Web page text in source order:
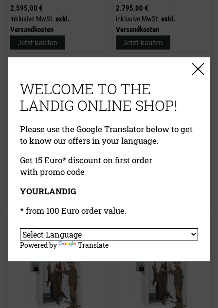
2.595,00 €
inklusive MwSt. exkl.
Versandkosten
Jetzt kaufen
2.795,00 €
inklusive MwSt. exkl.
Versandkosten
Jetzt kaufen
4.395,00 €
inklusive MwSt.exkl.
Versandkosten
Premium (komplett Edelstahl)
4.895,00 €
Seitenwandkühlung
WELCOME TO THE
LANDIG ONLINE SHOP!
Please use the Google Translator below to get
to know our offers in your language.
Get 15 Euro* discount on first order
with promo code
YOURLANDIG
* from 100 Euro order value.
Powered by Translate